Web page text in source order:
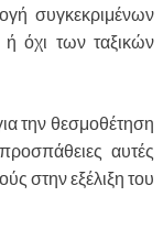
συγκεκριμένων
όχι των ταξικών
την θεσμοθέτηση
αυτές
στην εξέλιξη του